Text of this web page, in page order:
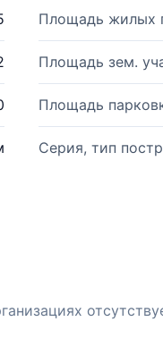
Площадь жилых
Площадь зем.
Площадь
Серия, тип